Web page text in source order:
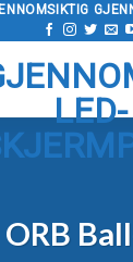
ORB